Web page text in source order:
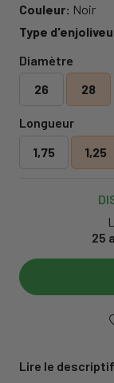
Couleur: Noir
Type
Diamètre
26
28
Longueur
1,75
1,25
25
Lire le descriptif